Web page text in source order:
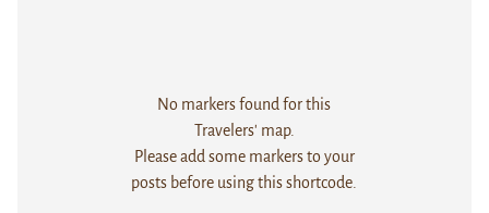
No markers found for this
Travelers' map.
Please add some markers to your
posts before using this shortcode.